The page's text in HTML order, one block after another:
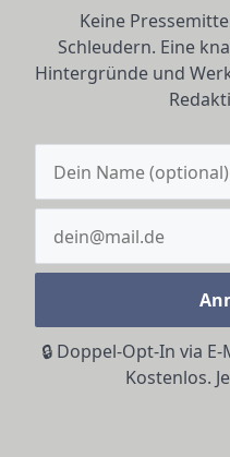
Keine
Schleudern. Eine
Hintergründe und
🔒 Doppel-Opt-In via
Kostenlos.